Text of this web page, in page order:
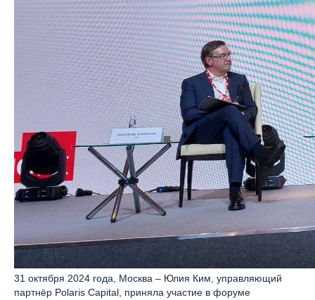
31 октября 2024 года, Москва – Юлия Ким, управляющий
партнёр Polaris Capital, приняла участие в форуме